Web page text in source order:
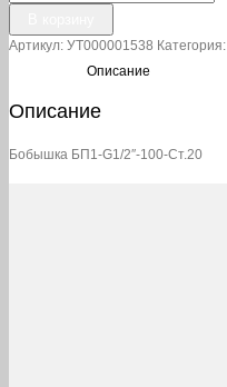
товара
БП1-
G1/2"-100-
Артикул: УТ000001538 Категория:
Описание
Описание
Бобышка БП1-G1/2″-100-Ст.20